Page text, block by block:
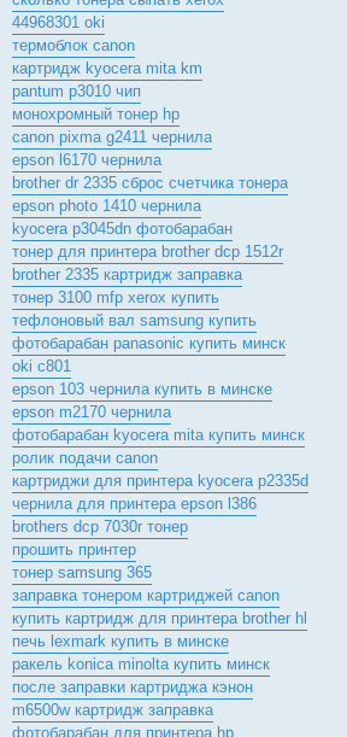
44968301 oki
термоблок canon
картридж kyocera mita km
pantum p3010 чип
монохромный тонер hp
canon pixma g2411 чернила
epson l6170 чернила
brother dr 2335 сброс счетчика тонера
epson photo 1410 чернила
kyocera p3045dn фотобарабан
тонер для принтера brother dcp 1512r
brother 2335 картридж заправка
тонер 3100 mfp xerox купить
тефлоновый вал samsung купить
фотобарабан panasonic купить минск
oki c801
epson 103 чернила купить в минске
epson m2170 чернила
фотобарабан kyocera mita купить минск
ролик подачи canon
картриджи для принтера kyocera p2335d
чернила для принтера epson l386
brothers dcp 7030r тонер
прошить принтер
тонер samsung 365
заправка тонером картриджей canon
купить картридж для принтера brother hl
печь lexmark купить в минске
ракель konica minolta купить минск
после заправки картриджа кэнон
m6500w картридж заправка
фотобарабан для принтера hp